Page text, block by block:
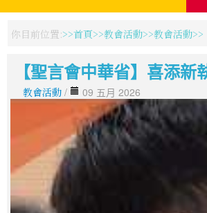
你目前位置: 首頁 教會活動 教會活動
【聖言會中華省】喜添新
教會活動 / 09 五月 2026